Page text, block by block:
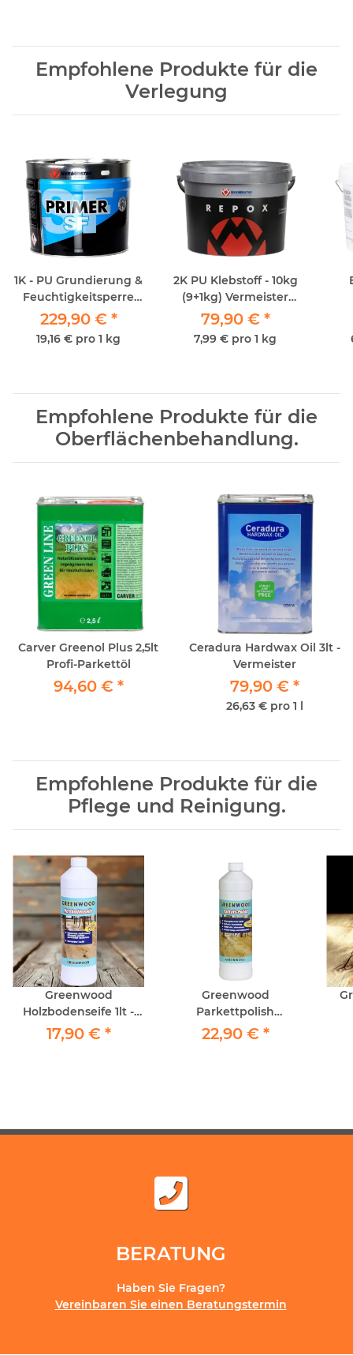
Empfohlene Produkte für die
Verlegung
1K - PU Grundierung &
Feuchtigkeitsperre
Vermeister Primer SF
12kg
229,90 € *
19,16 € pro 1 kg
2K PU Klebstoff - 10kg
(9+1kg) Vermeister
Repox
79,90 € *
7,99 € pro 1 kg
Empfohlene Produkte für die
Oberflächenbehandlung.
Carver Greenol Plus 2,5lt
Profi-Parkettöl
94,60 € *
Ceradura Hardwax Oil 3lt -
Vermeister
79,90 € *
26,63 € pro 1 l
Empfohlene Produkte für die
Pflege und Reinigung.
Greenwood
Holzbodenseife 1lt -
Reinigung geöltes
Parkett
17,90 € *
Greenwood
Parkettpolish
Seidenglanz 1lt -
Grund-Erstschutz &
22,90 € *
BERATUNG
Haben Sie Fragen?
Vereinbaren Sie einen Beratungstermin